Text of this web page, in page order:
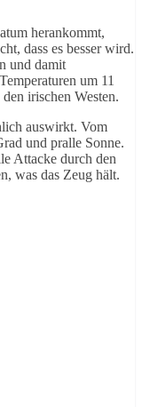
herankommt,
dass es besser wird.
und damit
um 11
irischen Westen.
auswirkt. Vom
und pralle Sonne.
Attacke durch den
was das Zeug hält.